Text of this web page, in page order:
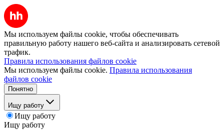
Мы используем файлы cookie, чтобы обеспечивать
правильную работу нашего веб-сайта и анализировать сетевой
трафик.
Правила использования файлов cookie
Мы используем файлы cookie. Правила использования
файлов cookie
Понятно
Ищу работу
Ищу работу
Ищу работу